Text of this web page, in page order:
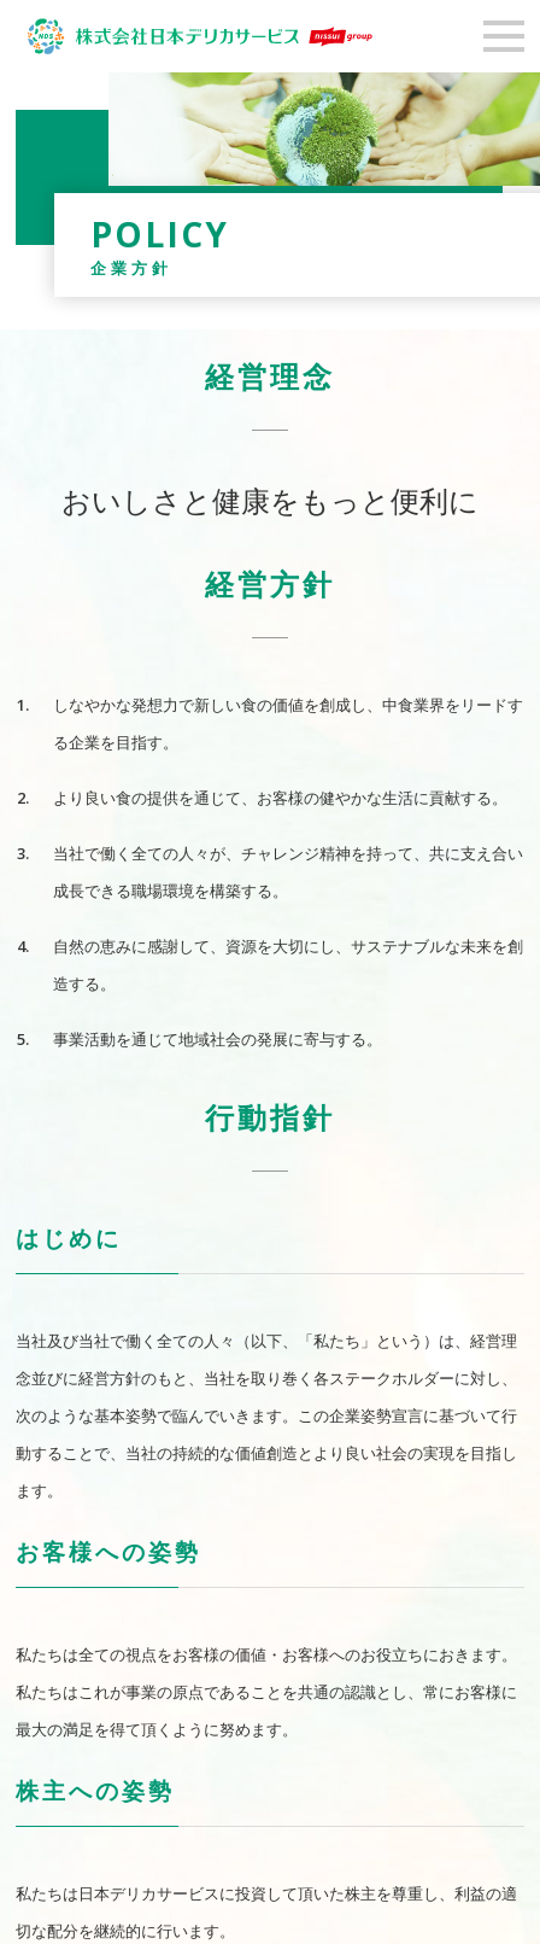
POLICY
企業方針
経営理念
おいしさと健康をもっと便利に
経営方針
しなやかな発想力で新しい食の価値を創成し、中食業界をリードす
る企業を目指す。
より良い食の提供を通じて、お客様の健やかな生活に貢献する。
当社で働く全ての人々が、チャレンジ精神を持って、共に支え合い
成長できる職場環境を構築する。
自然の恵みに感謝して、資源を大切にし、サステナブルな未来を創
造する。
事業活動を通じて地域社会の発展に寄与する。
行動指針
はじめに
当社及び当社で働く全ての人々（以下、「私たち」という）は、経営理
念並びに経営方針のもと、当社を取り巻く各ステークホルダーに対し、
次のような基本姿勢で臨んでいきます。この企業姿勢宣言に基づいて行
動することで、当社の持続的な価値創造とより良い社会の実現を目指し
ます。
お客様への姿勢
私たちは全ての視点をお客様の価値・お客様へのお役立ちにおきます。
私たちはこれが事業の原点であることを共通の認識とし、常にお客様に
最大の満足を得て頂くように努めます。
株主への姿勢
私たちは日本デリカサービスに投資して頂いた株主を尊重し、利益の適
切な配分を継続的に行います。